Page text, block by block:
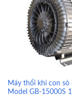
Máy thổi khí con sò
Model GB-15000S